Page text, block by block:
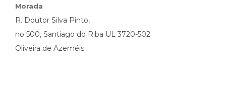
Morada
R. Doutor Silva Pinto,
no 500, Santiago do Riba UL 3720-502
Oliveira de Azeméis